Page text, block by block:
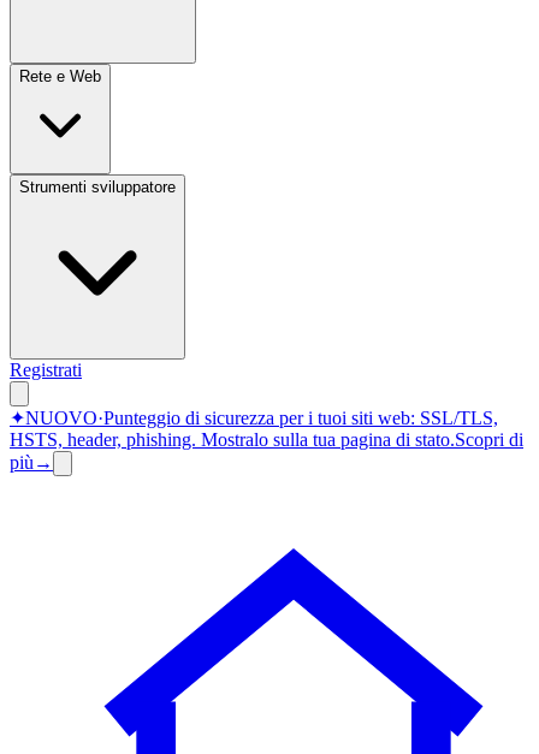
Rete e Web
Strumenti sviluppatore
Registrati
✦NUOVO·Punteggio di sicurezza per i tuoi siti web: SSL/TLS,
HSTS, header, phishing. Mostralo sulla tua pagina di stato.Scopri di
più →